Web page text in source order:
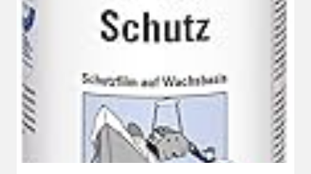
FÜR
MOTORRAD
ML
–
KORROSIONSSCHUTZ
SPRAY